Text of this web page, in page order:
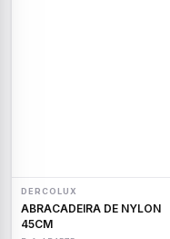
DERCOLUX
ABRACADEIRA DE NYLON
45CM